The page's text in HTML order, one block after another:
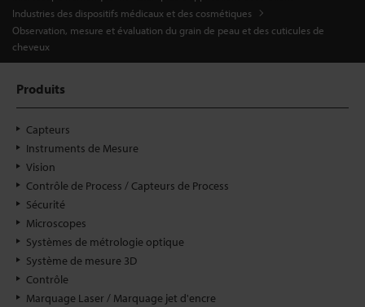
Industries des dispositifs médicaux et des cosmétiques
Observation, mesure et évaluation du grain de peau et des cuticules de
cheveux
Produits
Capteurs
Instruments de Mesure
Vision
Contrôle de Process / Capteurs de Process
Sécurité
Microscopes
Systèmes de métrologie optique
Système de mesure 3D
Contrôle
Marquage Laser / Marquage jet d'encre